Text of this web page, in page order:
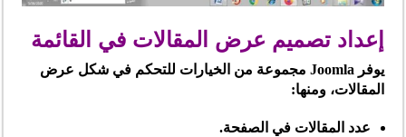
إعداد تصميم عرض المقالات في القائمة
يوفر Joomla مجموعة من الخيارات للتحكم في شكل عرض
المقالات، ومنها:
عدد المقالات في الصفحة.